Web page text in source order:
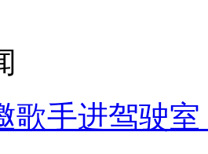
歌手进驾驶